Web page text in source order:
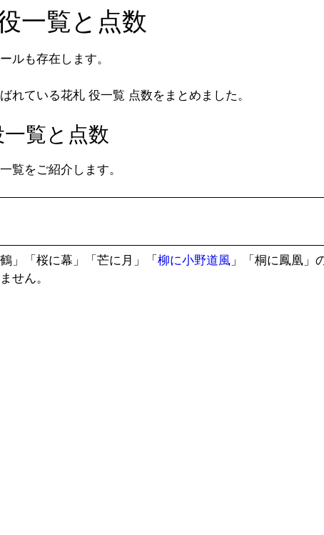
一覧と点数
ルも存在します。
れている花札 役一覧 点数をまとめました。
一覧と点数
覧をご紹介します。
鶴」「桜に幕」「芒に月」「柳に小野道風」「桐に鳳凰」
せん。